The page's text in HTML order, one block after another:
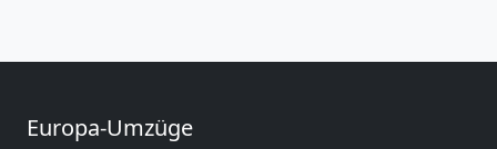
Europa-Umzüge